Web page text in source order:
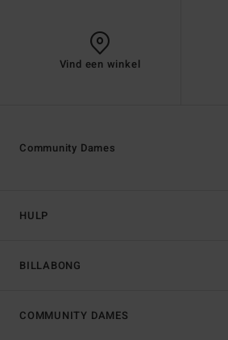
Vind een winkel
HULP
BILLABONG
Community Dames
COMMUNITY DAMES